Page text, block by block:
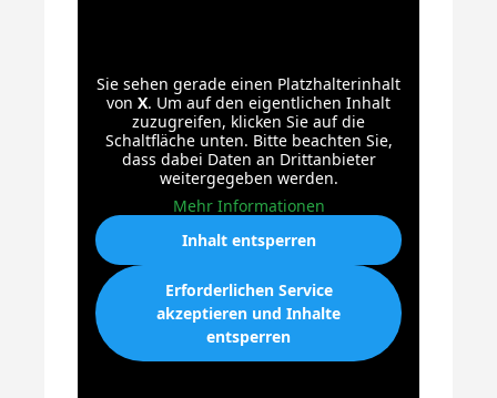
Sie sehen gerade einen Platzhalterinhalt
von X. Um auf den eigentlichen Inhalt
zuzugreifen, klicken Sie auf die
Schaltfläche unten. Bitte beachten Sie,
dass dabei Daten an Drittanbieter
weitergegeben werden.
Mehr Informationen
Inhalt entsperren
Erforderlichen Service
akzeptieren und Inhalte
entsperren